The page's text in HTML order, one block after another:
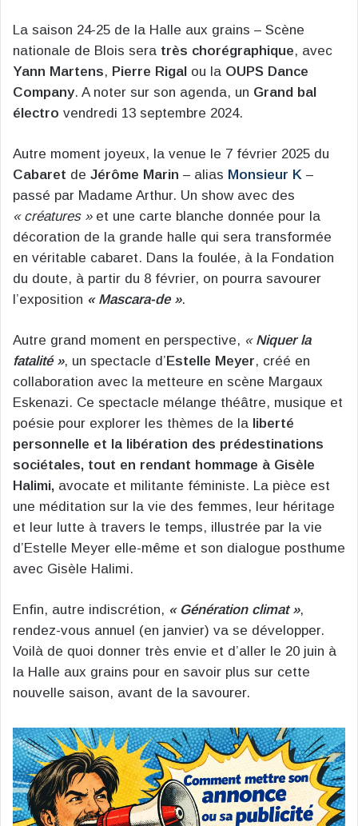
La saison 24-25 de la Halle aux grains – Scène
nationale de Blois sera très chorégraphique, avec
Yann Martens, Pierre Rigal ou la OUPS Dance
Company. A noter sur son agenda, un Grand bal
électro vendredi 13 septembre 2024.
Autre moment joyeux, la venue le 7 février 2025 du
Cabaret de Jérôme Marin – alias Monsieur K –
passé par Madame Arthur. Un show avec des
« créatures »et une carte blanche donnée pour la
décoration de la grande halle qui sera transformée
en véritable cabaret. Dans la foulée, à la Fondation
du doute, à partir du 8 février, on pourra savourer
l’exposition « Mascara-de ».
Autre grand moment en perspective, « Niquer la
fatalité », un spectacle d’Estelle Meyer, créé en
collaboration avec la metteure en scène Margaux
Eskenazi. Ce spectacle mélange théâtre, musique et
poésie pour explorer les thèmes de la liberté
personnelle et la libération des prédestinations
sociétales, tout en rendant hommage à Gisèle
Halimi, avocate et militante féministe. La pièce est
une méditation sur la vie des femmes, leur héritage
et leur lutte à travers le temps, illustrée par la vie
d’Estelle Meyer elle-même et son dialogue posthume
avec Gisèle Halimi.
Enfin, autre indiscrétion, « Génération climat »,
rendez-vous annuel (en janvier) va se développer.
Voilà de quoi donner très envie et d’aller le 20 juin à
la Halle aux grains pour en savoir plus sur cette
nouvelle saison, avant de la savourer.